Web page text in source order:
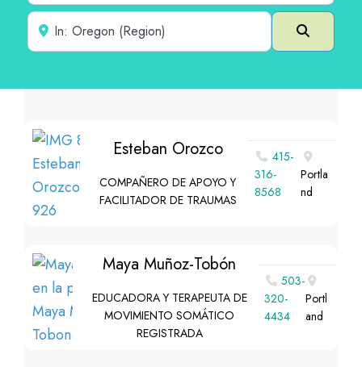
Cerca de
Buscar
Esteban Orozco
COMPAÑERO DE APOYO Y
FACILITADOR DE TRAUMAS
415-
316-
8568
Portla
nd
Maya Muñoz-Tobón
EDUCADORA Y TERAPEUTA DE
MOVIMIENTO SOMÁTICO
REGISTRADA
503-
320-
4434
Portl
and